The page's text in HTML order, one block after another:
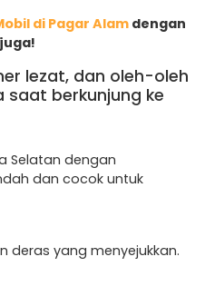
di Pagar Alam dengan
lezat, dan oleh-oleh
saat berkunjung ke
Selatan dengan
dan cocok untuk
deras yang menyejukkan.